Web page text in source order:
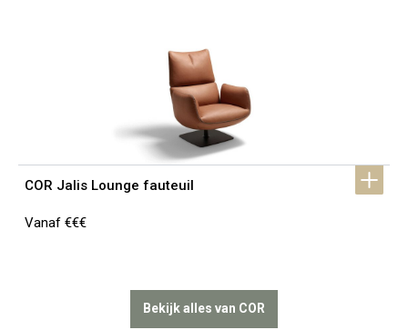
COR Jalis Lounge fauteuil
Vanaf €€€
Bekijk alles van COR